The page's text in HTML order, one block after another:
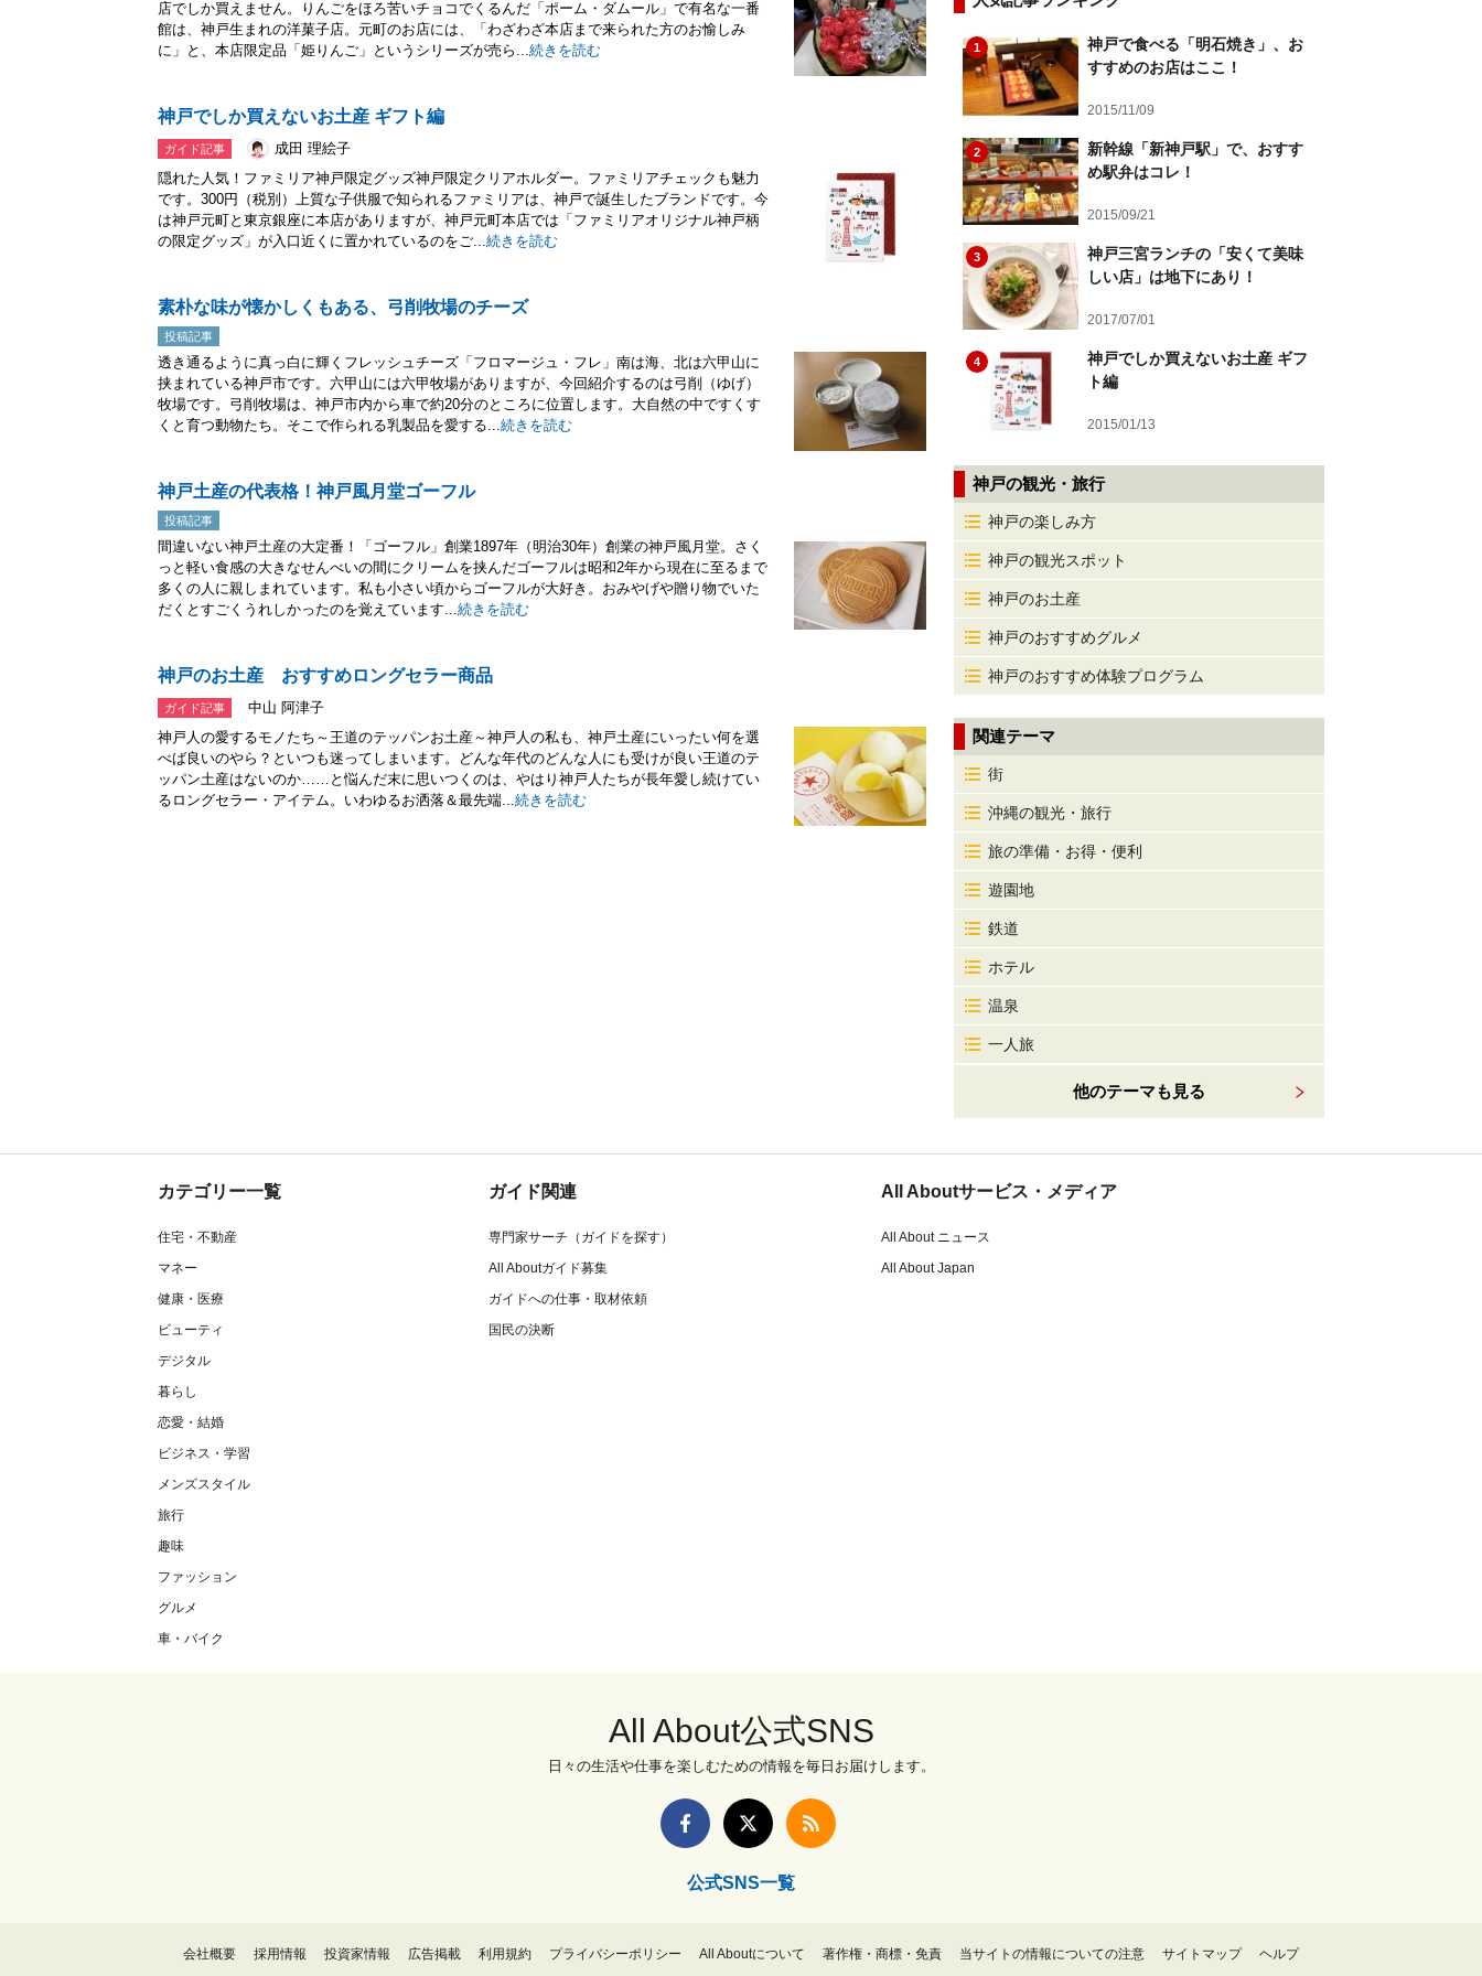
店でしか買えません。りんごをほろ苦いチョコでくるんだ「ポーム・ダムール」で有名な一番
館は、神戸生まれの洋菓子店。元町のお店には、「わざわざ本店まで来られた方のお愉しみ
に」と、本店限定品「姫りんご」というシリーズが売ら...続きを読む
神戸でしか買えないお土産 ギフト編
ガイド記事
成田 理絵子
隠れた人気！ファミリア神戸限定グッズ神戸限定クリアホルダー。ファミリアチェックも魅力
です。300円（税別）上質な子供服で知られるファミリアは、神戸で誕生したブランドです。今
は神戸元町と東京銀座に本店がありますが、神戸元町本店では「ファミリアオリジナル神戸柄
の限定グッズ」が入口近くに置かれているのをご...続きを読む
素朴な味が懐かしくもある、弓削牧場のチーズ
投稿記事
透き通るように真っ白に輝くフレッシュチーズ「フロマージュ・フレ」南は海、北は六甲山に
挟まれている神戸市です。六甲山には六甲牧場がありますが、今回紹介するのは弓削（ゆげ）
牧場です。弓削牧場は、神戸市内から車で約20分のところに位置します。大自然の中ですくす
くと育つ動物たち。そこで作られる乳製品を愛する...続きを読む
神戸土産の代表格！神戸風月堂ゴーフル
投稿記事
間違いない神戸土産の大定番！「ゴーフル」創業1897年（明治30年）創業の神戸風月堂。さく
っと軽い食感の大きなせんべいの間にクリームを挟んだゴーフルは昭和2年から現在に至るまで
多くの人に親しまれています。私も小さい頃からゴーフルが大好き。おみやげや贈り物でいた
だくとすごくうれしかったのを覚えています...続きを読む
神戸のお土産 おすすめロングセラー商品
ガイド記事
中山 阿津子
神戸人の愛するモノたち～王道のテッパンお土産～神戸人の私も、神戸土産にいったい何を選
べば良いのやら？といつも迷ってしまいます。どんな年代のどんな人にも受けが良い王道のテ
ッパン土産はないのか……と悩んだ末に思いつくのは、やはり神戸人たちが長年愛し続けてい
るロングセラー・アイテム。いわゆるお洒落＆最先端...続きを読む
1
神戸で食べる「明石焼き」、お
すすめのお店はここ！
2015/11/09
2
新幹線「新神戸駅」で、おすす
め駅弁はコレ！
2015/09/21
3
神戸三宮ランチの「安くて美味
しい店」は地下にあり！
2017/07/01
4
神戸でしか買えないお土産 ギフ
ト編
2015/01/13
神戸の観光・旅行
神戸の楽しみ方
神戸の観光スポット
神戸のお土産
神戸のおすすめグルメ
神戸のおすすめ体験プログラム
関連テーマ
街
沖縄の観光・旅行
旅の準備・お得・便利
遊園地
鉄道
ホテル
温泉
一人旅
他のテーマも見る
カテゴリー一覧
住宅・不動産
マネー
健康・医療
ビューティ
デジタル
暮らし
恋愛・結婚
ビジネス・学習
メンズスタイル
旅行
趣味
ファッション
グルメ
車・バイク
ガイド関連
専門家サーチ（ガイドを探す）
All Aboutガイド募集
ガイドへの仕事・取材依頼
国民の決断
All Aboutサービス・メディア
All About ニュース
All About Japan
All About公式SNS
日々の生活や仕事を楽しむための情報を毎日お届けします。
公式SNS一覧
会社概要 採用情報 投資家情報 広告掲載 利用規約 プライバシーポリシー All Aboutについて 著作権・商標・免責 当サイトの情報についての注意 サイトマップ ヘルプ